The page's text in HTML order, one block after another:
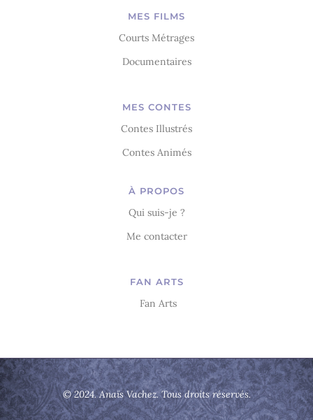
MES FILMS
Courts Métrages
Documentaires
MES CONTES
Contes Illustrés
Contes Animés
À PROPOS
Qui suis-je ?
Me contacter
FAN ARTS
Fan Arts
© 2024. Anaïs Vachez. Tous droits réservés.